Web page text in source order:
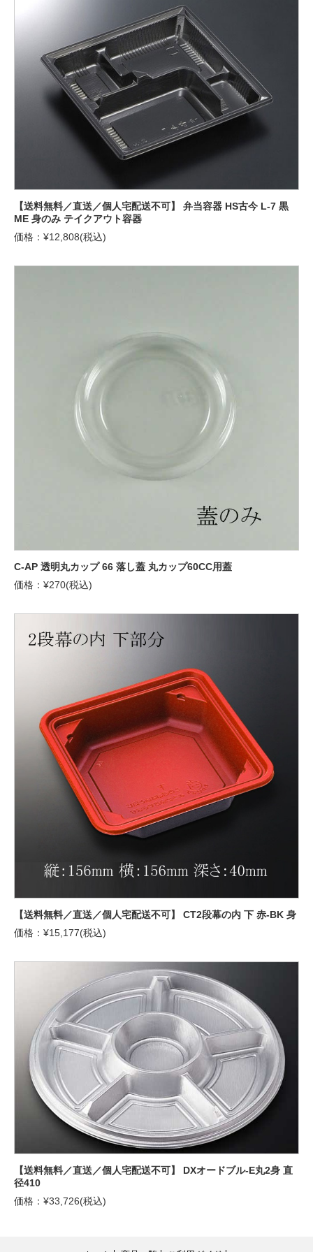
【送料無料／直送／個人宅配送不可】 弁当容器 HS古今 L-7 黒
ME 身のみ テイクアウト容器
価格：¥12,808(税込)
C-AP 透明丸カップ 66 落し蓋 丸カップ60CC用蓋
価格：¥270(税込)
【送料無料／直送／個人宅配送不可】 CT2段幕の内 下 赤-BK 身
価格：¥15,177(税込)
【送料無料／直送／個人宅配送不可】 DXオードブル-E丸2身 直
径410
価格：¥33,726(税込)